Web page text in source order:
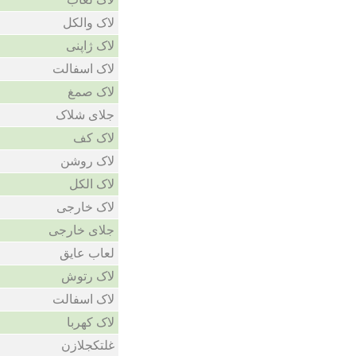
لاک والکل
لاک ژاپنی
لاک اسفالت
لاک صمغ
جلای شلاک
لاک کف
لاک روشن
لاک الکل
لاک خارجی
جلای خارجی
لعاب عایق
لاک رتوش
لاک اسفالت
لاک کهربا
غلتکجلازن